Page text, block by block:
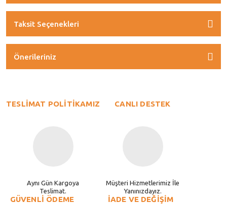
Taksit Seçenekleri
Önerileriniz
TESLİMAT POLİTİKAMIZ
Aynı Gün Kargoya
Teslimat.
CANLI DESTEK
Müşteri Hizmetlerimiz İle
Yanınızdayız.
GÜVENLİ ÖDEME İADE VE DEĞİŞİM